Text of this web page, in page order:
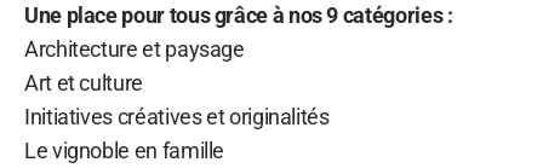
Une place pour tous grâce à nos 9 catégories :
Architecture et paysage
Art et culture
Initiatives créatives et originalités
Le vignoble en famille